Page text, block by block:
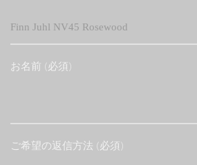
お名前 (必須)
ご希望の返信方法 (必須)